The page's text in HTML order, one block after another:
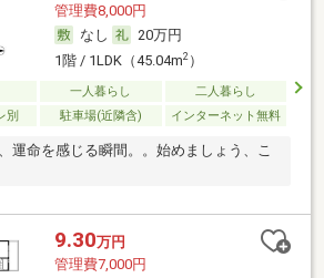
管理費8,000円
なし
20万円
1階 / 1LDK（45.04m2）
一人暮らし
二人暮らし
別
駐車場(近隣含) インターネット無料
運命を感じる瞬間。。始めましょう、こ
9.30万円
管理費7,000円